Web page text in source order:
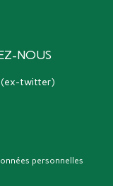
NOUS
(ex-twitter)
personnelles